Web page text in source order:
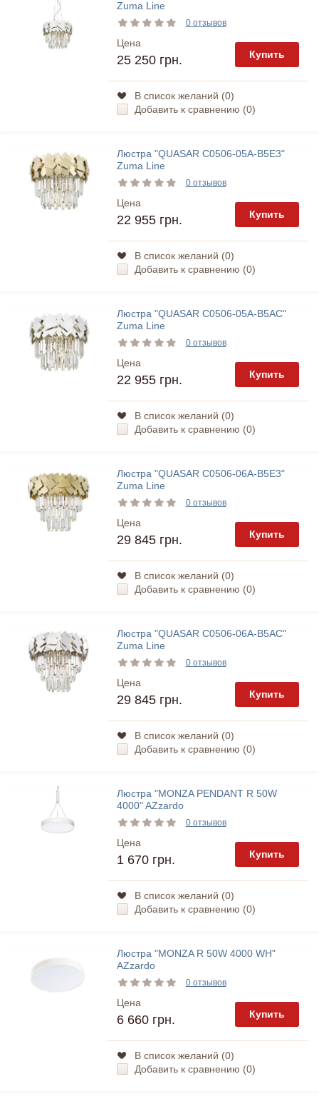
Zuma Line
0 отзывов
Цена
25 250 грн. Купить
В список желаний (0)
Добавить к сравнению (0)
Люстра "QUASAR C0506-05A-B5E3"
Zuma Line
0 отзывов
Цена
22 955 грн. Купить
В список желаний (0)
Добавить к сравнению (0)
Люстра "QUASAR C0506-05A-B5AC"
Zuma Line
0 отзывов
Цена
22 955 грн. Купить
В список желаний (0)
Добавить к сравнению (0)
Люстра "QUASAR C0506-06A-B5E3"
Zuma Line
0 отзывов
Цена
29 845 грн. Купить
В список желаний (0)
Добавить к сравнению (0)
Люстра "QUASAR C0506-06A-B5AC"
Zuma Line
0 отзывов
Цена
29 845 грн. Купить
В список желаний (0)
Добавить к сравнению (0)
Люстра "MONZA PENDANT R 50W
4000" AZzardo
0 отзывов
Цена
1 670 грн. Купить
В список желаний (0)
Добавить к сравнению (0)
Люстра "MONZA R 50W 4000 WH"
AZzardo
0 отзывов
Цена
6 660 грн. Купить
В список желаний (0)
Добавить к сравнению (0)